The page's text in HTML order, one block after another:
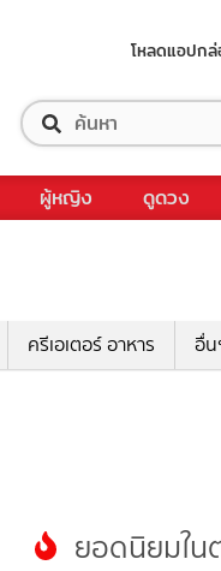
โหลดแอปกล่
ผู้หญิง ดูดวง
ครีเอเตอร์ อาหาร อื่น
ยอดนิยมใ